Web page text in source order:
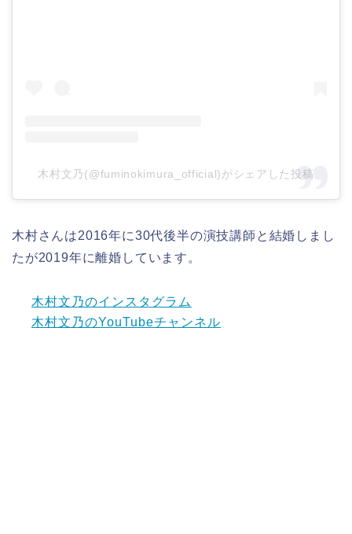
木村文乃(@fuminokimura_official)がシェアした投稿
木村さんは2016年に30代後半の演技講師と結婚しまし
たが2019年に離婚しています。
木村文乃のインスタグラム
木村文乃のYouTubeチャンネル